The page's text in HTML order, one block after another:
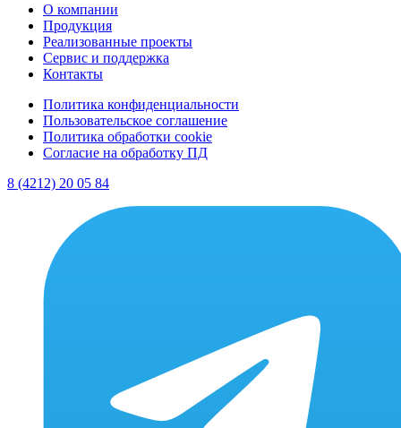
О компании
Продукция
Реализованные проекты
Сервис и поддержка
Контакты
Политика конфиденциальности
Пользовательское соглашение
Политика обработки cookie
Согласие на обработку ПД
8 (4212) 20 05 84